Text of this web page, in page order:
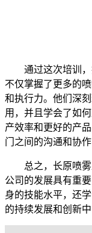
通过这次培训
不仅掌握了更多的
和执行力。他们深
用，并且学会了如
产效率和更好的产
门之间的沟通和协
总之，长原喷
公司的发展具有重
身的技能水平，还
的持续发展和创新